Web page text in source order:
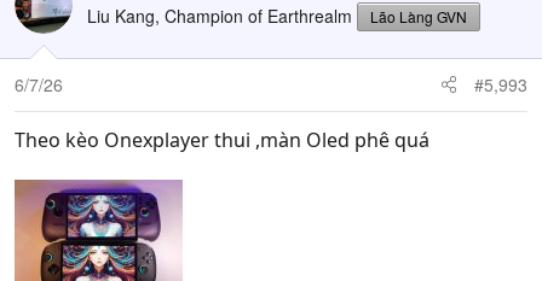
t
i
o
n
s
Liu Kang, Champion of Earthrealm Lão Làng GVN
6/7/26 #5,993
Theo kèo Onexplayer thui ,màn Oled phê quá